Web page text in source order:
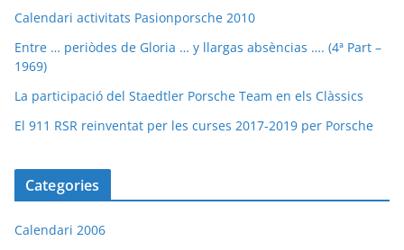
Calendari activitats Pasionporsche 2010
Entre … periòdes de Gloria … y llargas absèncias …. (4ª Part –
1969)
La participació del Staedtler Porsche Team en els Clàssics
El 911 RSR reinventat per les curses 2017-2019 per Porsche
Categories
Calendari 2006